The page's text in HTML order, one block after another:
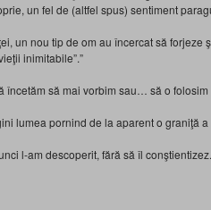
un fel de (altfel spus) sentiment
un nou tip de om au încercat să forjeze
inimitabile”.”
încetăm să mai vorbim sau… să o folosim
lumea pornind de la aparent o graniţă a
l-am descoperit, fără să îl